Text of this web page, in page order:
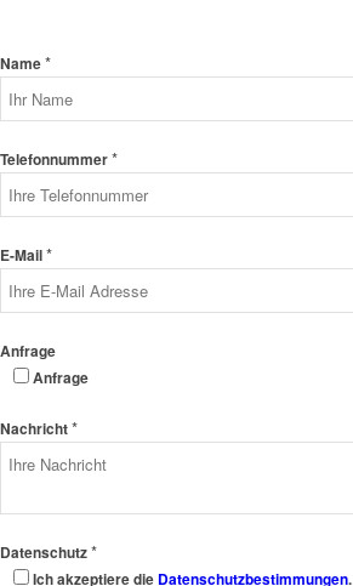
Name*
Telefonnummer*
E-Mail*
Anfrage
Anfrage
Nachricht*
Datenschutz*
Ich akzeptiere die Datenschutzbestimmungen.